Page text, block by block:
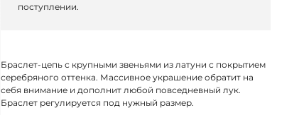
поступлении.
Браслет-цепь с крупными звеньями из латуни с покрытием
серебряного оттенка. Массивное украшение обратит на
себя внимание и дополнит любой повседневный лук.
Браслет регулируется под нужный размер.